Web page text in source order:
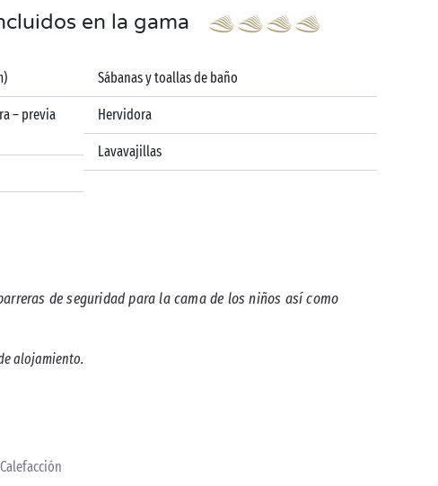
en la gama
– previa
Sábanas y toallas de baño
Hervidora
Lavavajillas
de seguridad para la cama de los niños así como
alojamiento.